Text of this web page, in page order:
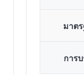
มาต
การ